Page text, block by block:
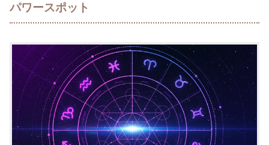
パワースポット